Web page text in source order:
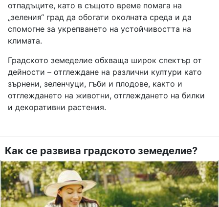
отпадъците, като в същото време помага на
„зеления“ град да обогати околната среда и да
спомогне за укрепването на устойчивостта на
климата.
Градското земеделие обхваща широк спектър от
дейности – отглеждане на различни култури като
зърнени, зеленчуци, гъби и плодове, както и
отглеждането на животни, отглеждането на билки
и декоративни растения.
Как се развива градското земеделие?